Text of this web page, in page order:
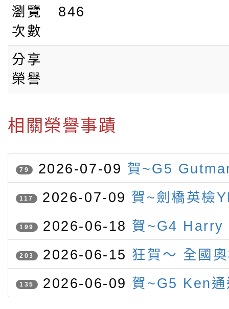
瀏覽
次數
846
分享
榮譽
相關榮譽事蹟
79 2026-07-09 賀~G5
競賽 榮獲字音字形第二名
117 2026-07-09 賀~劍橋英檢
認證 表現優異（滿盾牌）名單
199 2026-06-18 賀~G4 Harry
Gutmann參加IMC榮獲一銀一
灣參賽
203 2026-06-15 狂賀～ 全國
競賽 本校學生勇奪三金三銀一
135 2026-06-09 賀~G5 Ken